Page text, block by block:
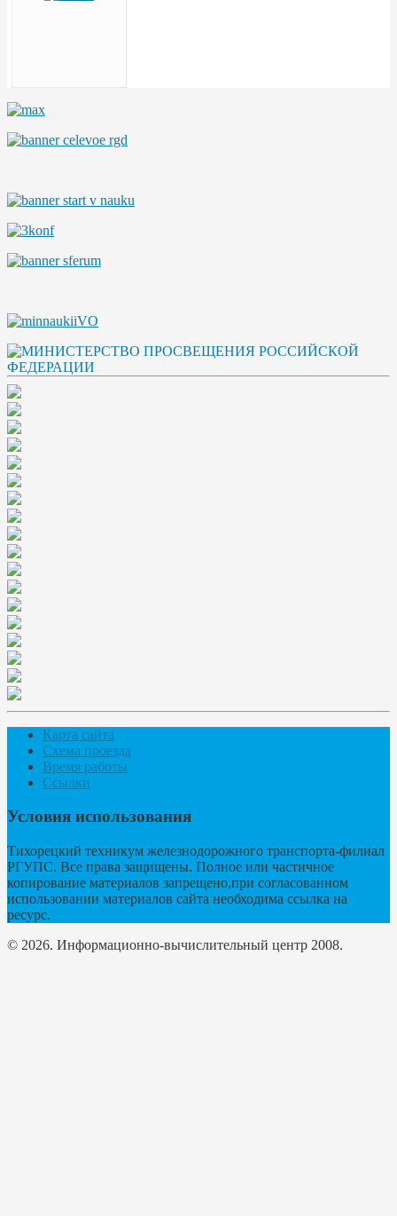
Карта сайта
Схема проезда
Время работы
Ссылки
Условия использования
Тихорецкий техникум железнодорожного транспорта-филиал
РГУПС. Все права защищены. Полное или частичное
копирование материалов запрещено,при согласованном
использовании материалов сайта необходима ссылка на
ресурс.
© 2026. Информационно-вычислительный центр 2008.